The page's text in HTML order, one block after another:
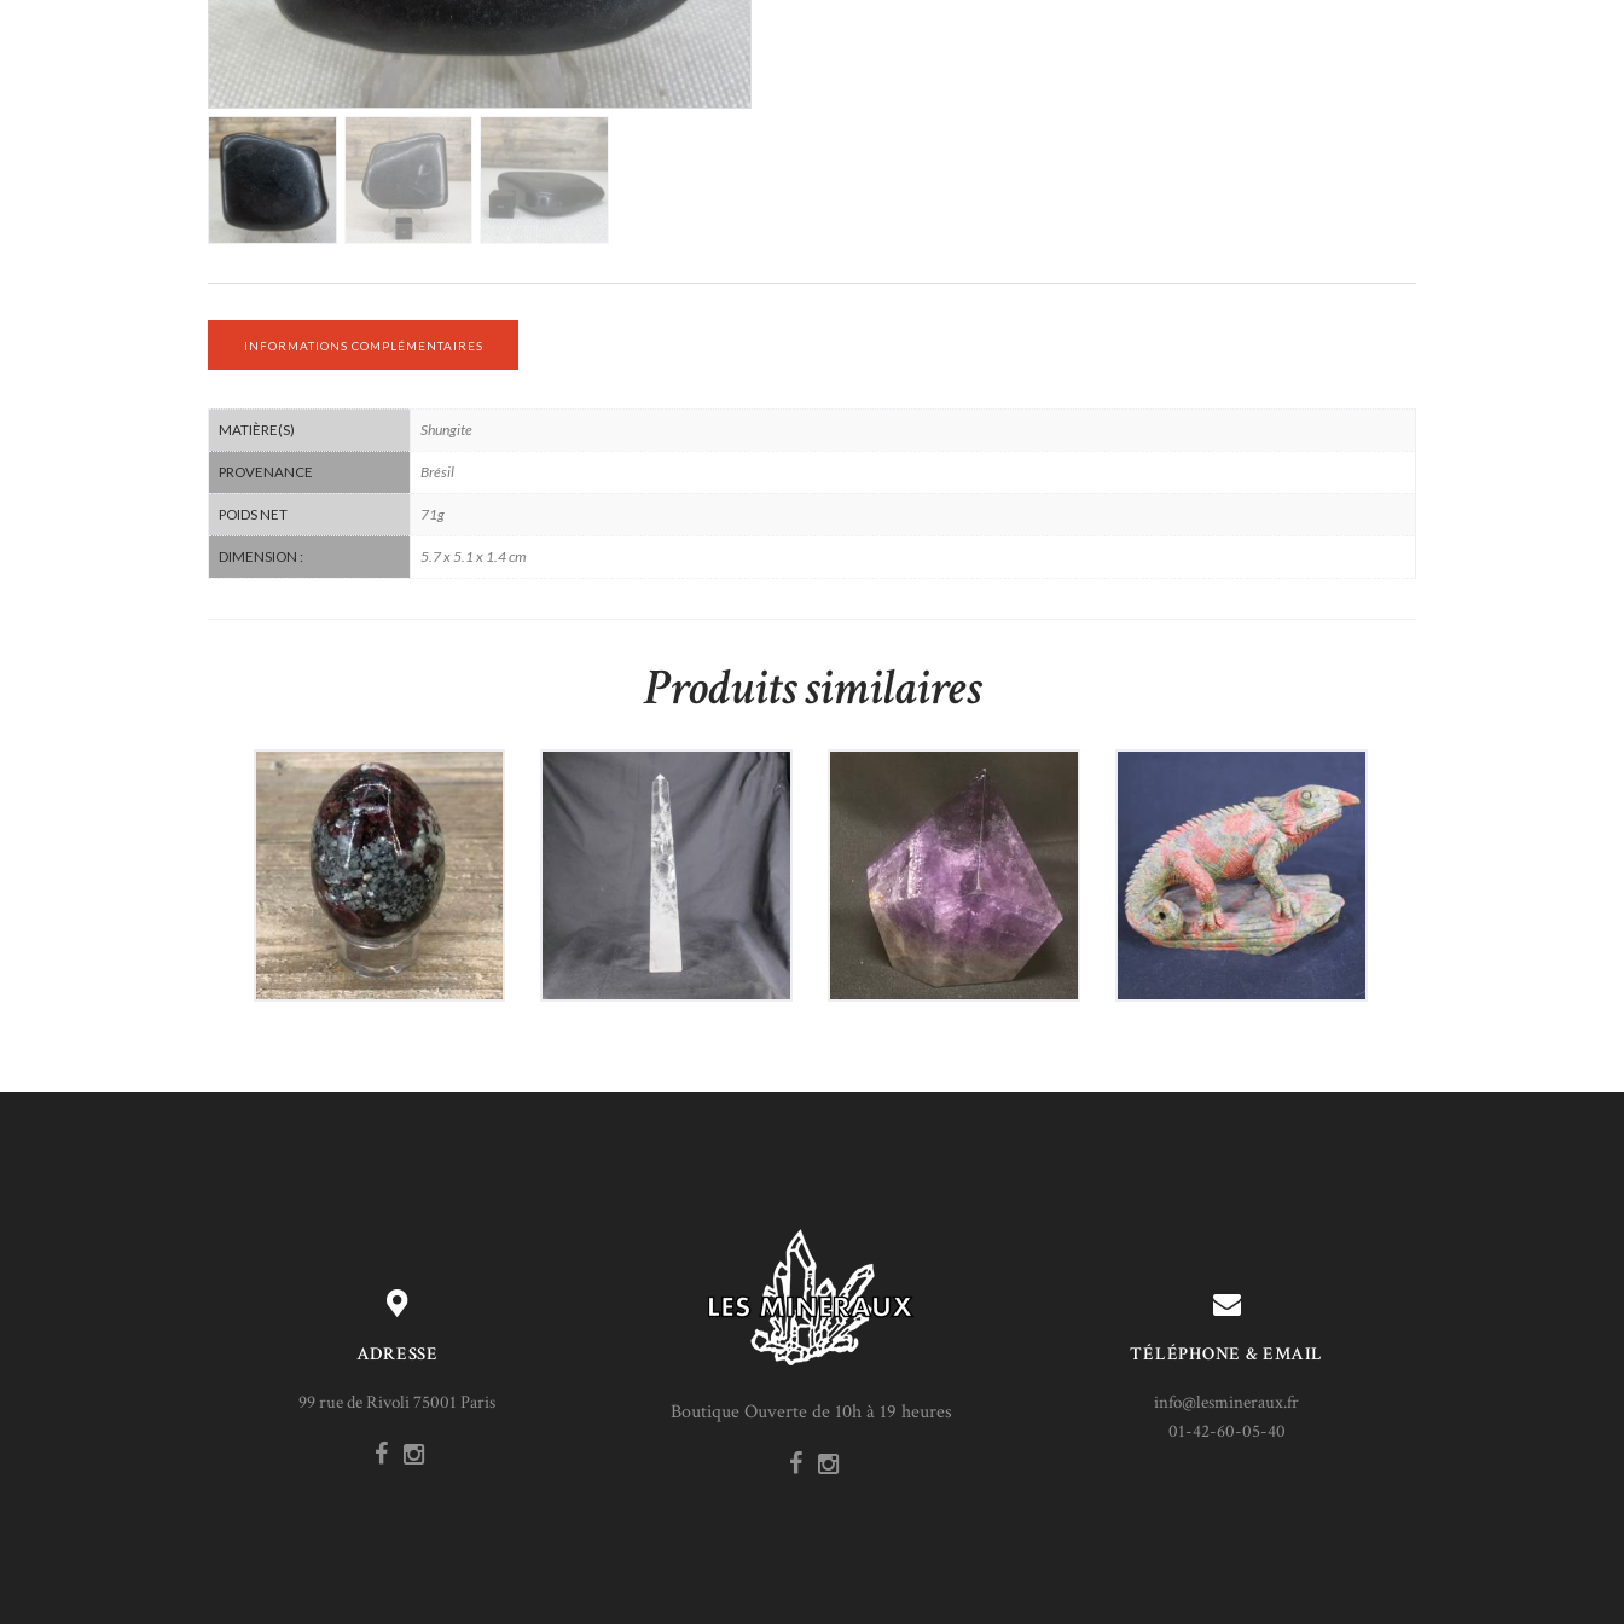
INFORMATIONS COMPLÉMENTAIRES
MATIÈRE(S) Shungite
PROVENANCE Brésil
POIDS NET 71g
DIMENSION : 5.7 x 5.1 x 1.4 cm
Produits similaires
Oeuf en Eudialyte
220€
Obélisque en Cristal
de Roche
255€
Améthyste Bolivie
Polie
200€
Caméléon sur base en
Épidote
320€
ADRESSE
99 rue de Rivoli 75001 Paris Boutique Ouverte de 10h à 19 heures
TÉLÉPHONE & EMAIL
info@lesmineraux.fr
01-42-60-05-40